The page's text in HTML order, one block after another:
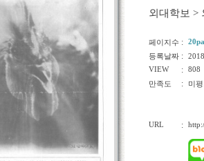
외대학보 >
페이지수 :
등록날짜 :
VIEW
:
808
만족도
: 미
URL :